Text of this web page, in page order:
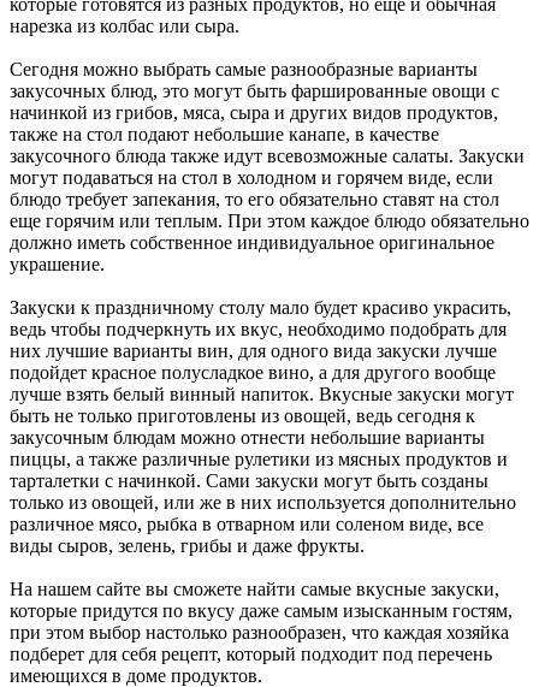
нарезка из колбас или сыра.
Сегодня можно выбрать самые разнообразные варианты
закусочных блюд, это могут быть фаршированные овощи с
начинкой из грибов, мяса, сыра и других видов продуктов,
также на стол подают небольшие канапе, в качестве
закусочного блюда также идут всевозможные салаты. Закуски
могут подаваться на стол в холодном и горячем виде, если
блюдо требует запекания, то его обязательно ставят на стол
еще горячим или теплым. При этом каждое блюдо обязательно
должно иметь собственное индивидуальное оригинальное
украшение.
Закуски к праздничному столу мало будет красиво украсить,
ведь чтобы подчеркнуть их вкус, необходимо подобрать для
них лучшие варианты вин, для одного вида закуски лучше
подойдет красное полусладкое вино, а для другого вообще
лучше взять белый винный напиток. Вкусные закуски могут
быть не только приготовлены из овощей, ведь сегодня к
закусочным блюдам можно отнести небольшие варианты
пиццы, а также различные рулетики из мясных продуктов и
тарталетки с начинкой. Сами закуски могут быть созданы
только из овощей, или же в них используется дополнительно
различное мясо, рыбка в отварном или соленом виде, все
виды сыров, зелень, грибы и даже фрукты.
На нашем сайте вы сможете найти самые вкусные закуски,
которые придутся по вкусу даже самым изысканным гостям,
при этом выбор настолько разнообразен, что каждая хозяйка
подберет для себя рецепт, который подходит под перечень
имеющихся в доме продуктов.